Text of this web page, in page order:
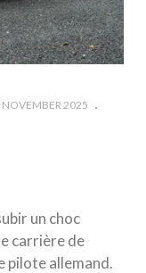
2025
un choc
carrière de
pilote allemand.